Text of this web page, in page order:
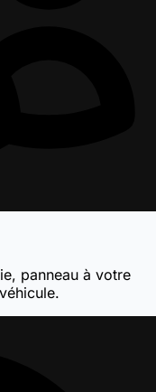
panneau à votre